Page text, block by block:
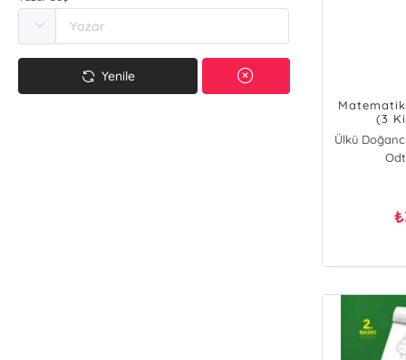
Yenile
Matematik
(3
Ülkü
₺